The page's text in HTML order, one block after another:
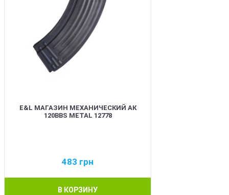
E&L МАГАЗИН МЕХАНИЧЕСКИЙ АК
120BBS METAL 12778
483 грн
В КОРЗИНУ